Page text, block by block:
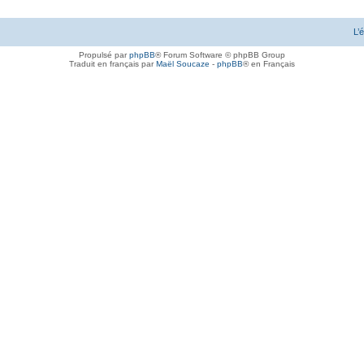
Propulsé parphpBB® Forum Software © phpBB Group
Traduit en français parMaël Soucaze - phpBB® en Français